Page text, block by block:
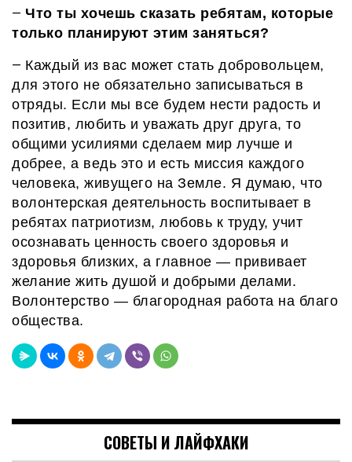
— Что ты хочешь сказать ребятам, которые
только планируют этим заняться?
— Каждый из вас может стать добровольцем,
для этого не обязательно записываться в
отряды. Если мы все будем нести радость и
позитив, любить и уважать друг друга, то
общими усилиями сделаем мир лучше и
добрее, а ведь это и есть миссия каждого
человека, живущего на Земле. Я думаю, что
волонтерская деятельность воспитывает в
ребятах патриотизм, любовь к труду, учит
осознавать ценность своего здоровья и
здоровья близких, а главное — прививает
желание жить душой и добрыми делами.
Волонтерство — благородная работа на благо
общества.
СОВЕТЫ И ЛАЙФХАКИ